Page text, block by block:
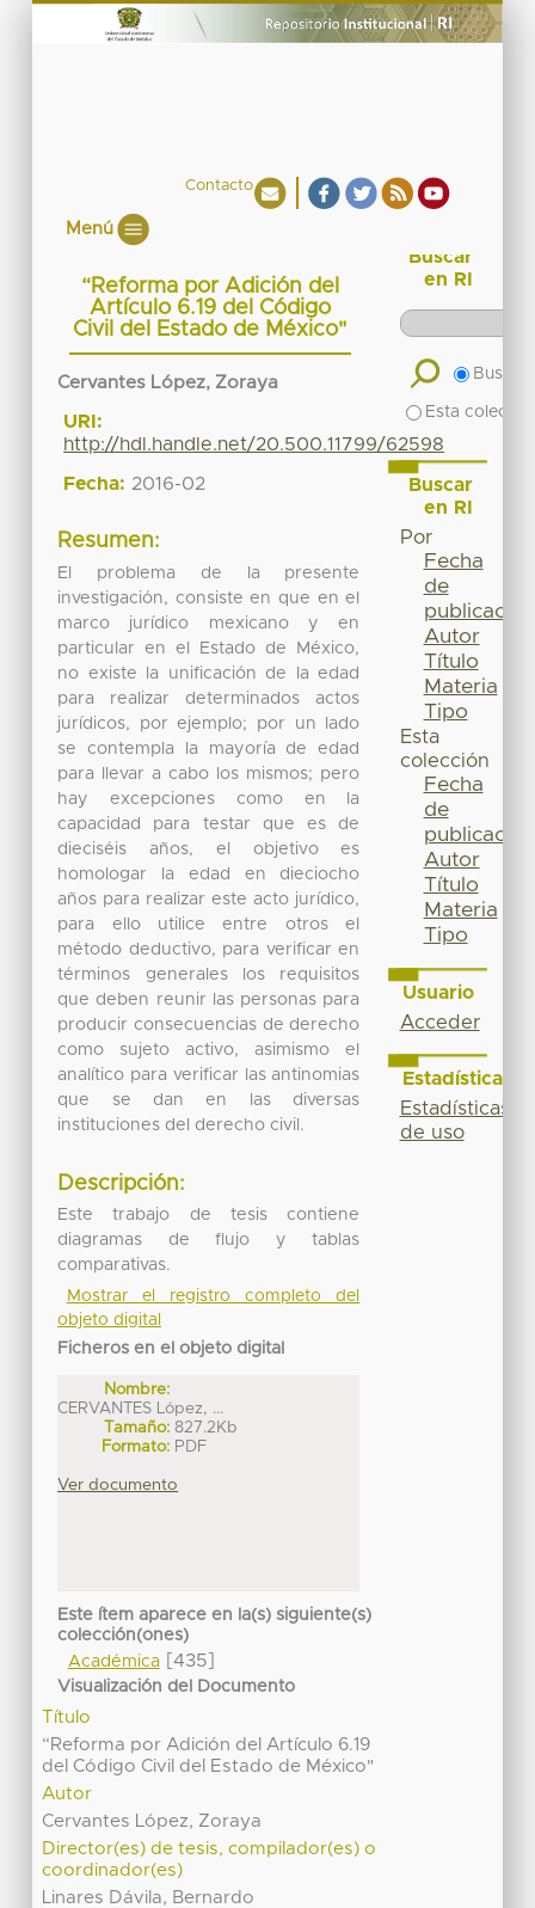
Contacto
Menú
“Reforma por Adición del
Artículo 6.19 del Código
Civil del Estado de México"
Cervantes López, Zoraya
URI:
http://hdl.handle.net/20.500.11799/62598
Fecha: 2016-02
Resumen:
El problema de la presente
investigación, consiste en que en el
marco jurídico mexicano y en
particular en el Estado de México,
no existe la unificación de la edad
para realizar determinados actos
jurídicos, por ejemplo; por un lado
se contempla la mayoría de edad
para llevar a cabo los mismos; pero
hay excepciones como en la
capacidad para testar que es de
dieciséis años, el objetivo es
homologar la edad en dieciocho
años para realizar este acto jurídico,
para ello utilice entre otros el
método deductivo, para verificar en
términos generales los requisitos
que deben reunir las personas para
producir consecuencias de derecho
como sujeto activo, asimismo el
analítico para verificar las antinomias
que se dan en las diversas
instituciones del derecho civil.
Descripción:
Este trabajo de tesis contiene
diagramas de flujo y tablas
comparativas.
Mostrar el registro completo del
objeto digital
Ficheros en el objeto digital
Nombre:
CERVANTES López, ...
Tamaño: 827.2Kb
Formato: PDF
Ver documento
Este ítem aparece en la(s) siguiente(s)
colección(ones)
Académica[435]
Visualización del Documento
Título
“Reforma por Adición del Artículo 6.19
del Código Civil del Estado de México"
Autor
Cervantes López, Zoraya
Director(es) de tesis, compilador(es) o
coordinador(es)
Linares Dávila, Bernardo
Buscar
en RI
Buscar
Esta
Buscar
en RI
Por
Fecha
de
publicación
Autor
Título
Materia
Tipo
Esta
colección
Fecha
de
publicación
Autor
Título
Materia
Tipo
Usuario
Acceder
Estadísticas
Estadísticas
de uso